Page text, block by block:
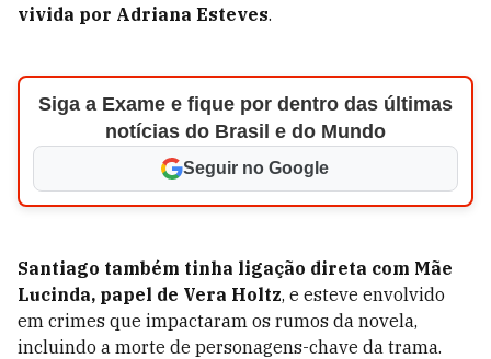
vivida por Adriana Esteves.
Siga a Exame e fique por dentro das últimas
notícias do Brasil e do Mundo
Seguir no Google
Santiago também tinha ligação direta com Mãe
Lucinda, papel de Vera Holtz, e esteve envolvido
em crimes que impactaram os rumos da novela,
incluindo a morte de personagens-chave da trama.